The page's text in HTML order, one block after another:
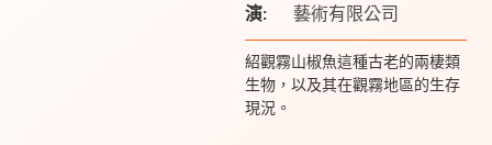
演:
藝術有限公司
紹觀霧山椒魚這種古老的兩棲類
生物，以及其在觀霧地區的生存
現況。